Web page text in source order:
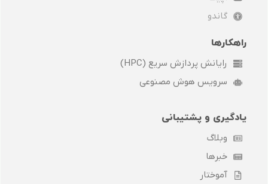
m
n
گاندو
راهکارها
رایانش پردازش سریع (HPC)
سرویس هوش مصنوعی
یادگیری و پشتیبانی
وبلاگ
خبرها
آموختار